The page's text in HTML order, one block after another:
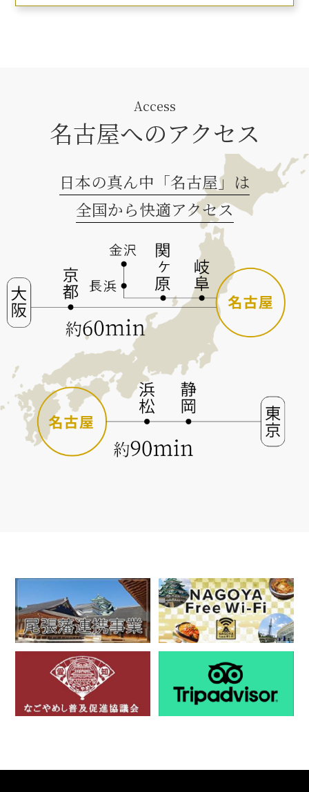
Access
名古屋へのアクセス
日本の真ん中「名古屋」は
全国から快適アクセス